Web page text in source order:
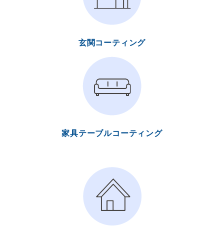
玄関コーティング
家具テーブルコーティング